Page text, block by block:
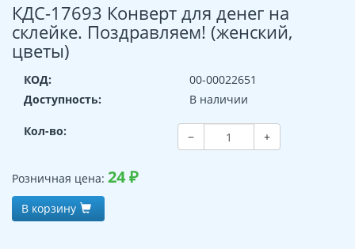
КДС-17693 Конверт для денег на
склейке. Поздравляем! (женский,
цветы)
КОД:
00-00022651
Доступность:
В наличии
Кол-во: − +
Розничная цена: 24₽
В корзину